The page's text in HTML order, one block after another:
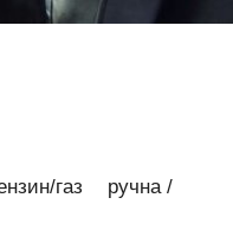
газ
ручна /